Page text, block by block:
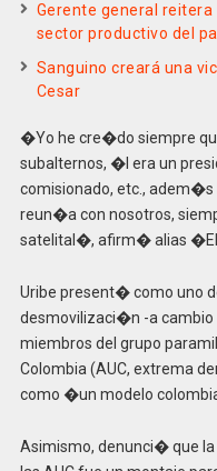
Gerente general reitera
sector productivo del
Sanguino creará una
Cesar
�Yo he cre�do siempre
subalternos, �l era un
comisionado, etc., adem�s
reun�a con nosotros,
satelital�, afirm� alias
Uribe present� como uno
desmovilizaci�n -a cambio
miembros del grupo
Colombia (AUC, extrema
como �un modelo
Asimismo, denunci� que